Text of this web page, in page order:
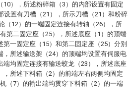
10），所述粉碎箱（3）的内部设置有固定
设置有刀槽（21），所示刀槽（21）和粉碎
（12）的一端固定连接有转轴（26），所
第二固定座（25），所述底座（1）的顶端
一固定座（15）和第二固定座（25）分别
，所述输送架（24）的顶端均设置有伺服电
均固定连接有输送蛟龙（23），所述底座
，所述下料箱（2）的前端左右两侧均固定
（7）的输出端均贯穿下料箱（2）的一端